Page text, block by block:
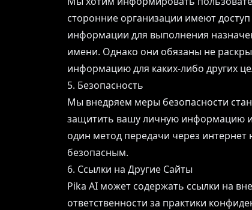
сторонние организации имеют
информации для выполнения
имени. Однако они обязаны не
информацию для каких-либо других
5. Безопасность
Мы внедряем меры безопасности
защитить вашу личную информацию
один метод передачи через интернет
безопасным.
6. Ссылки на Другие Сайты
Pika AI может содержать ссылки на
ответственности за практики